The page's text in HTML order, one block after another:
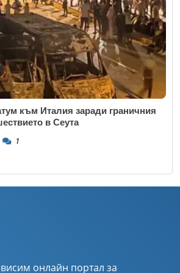
към Италия заради граничния
в Сеута
1
онлайн портал за